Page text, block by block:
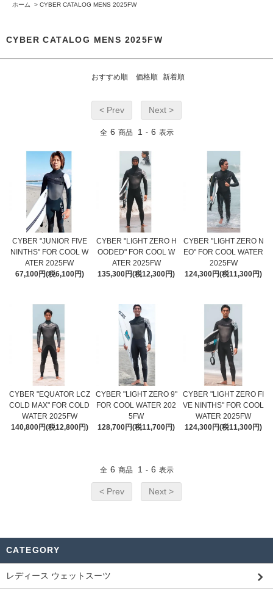
ホーム > CYBER CATALOG MENS 2025FW
CYBER CATALOG MENS 2025FW
おすすめ順 価格順 新着順
< Prev Next >
全 6 商品 1 - 6 表示
CYBER "JUNIOR FIVE
NINTHS" FOR COOL W
ATER 2025FW
67,100円(税6,100円)
CYBER "LIGHT ZERO H
OODED" FOR COOL W
ATER 2025FW
135,300円(税12,300円)
CYBER "LIGHT ZERO N
EO" FOR COOL WATER
2025FW
124,300円(税11,300円)
CYBER "EQUATOR LCZ
COLD MAX" FOR COLD
WATER 2025FW
140,800円(税12,800円)
CYBER "LIGHT ZERO 9"
FOR COOL WATER 202
5FW
128,700円(税11,700円)
CYBER "LIGHT ZERO FI
VE NINTHS" FOR COOL
WATER 2025FW
124,300円(税11,300円)
全 6 商品 1 - 6 表示
< Prev Next >
CATEGORY
レディース ウェットスーツ